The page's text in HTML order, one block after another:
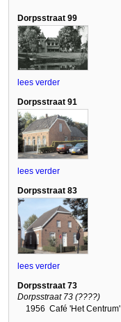
Dorpsstraat 99
lees verder
Dorpsstraat 91
lees verder
Dorpsstraat 83
lees verder
Dorpsstraat 73
Dorpsstraat 73 (????)
1956 Café 'Het Centrum'